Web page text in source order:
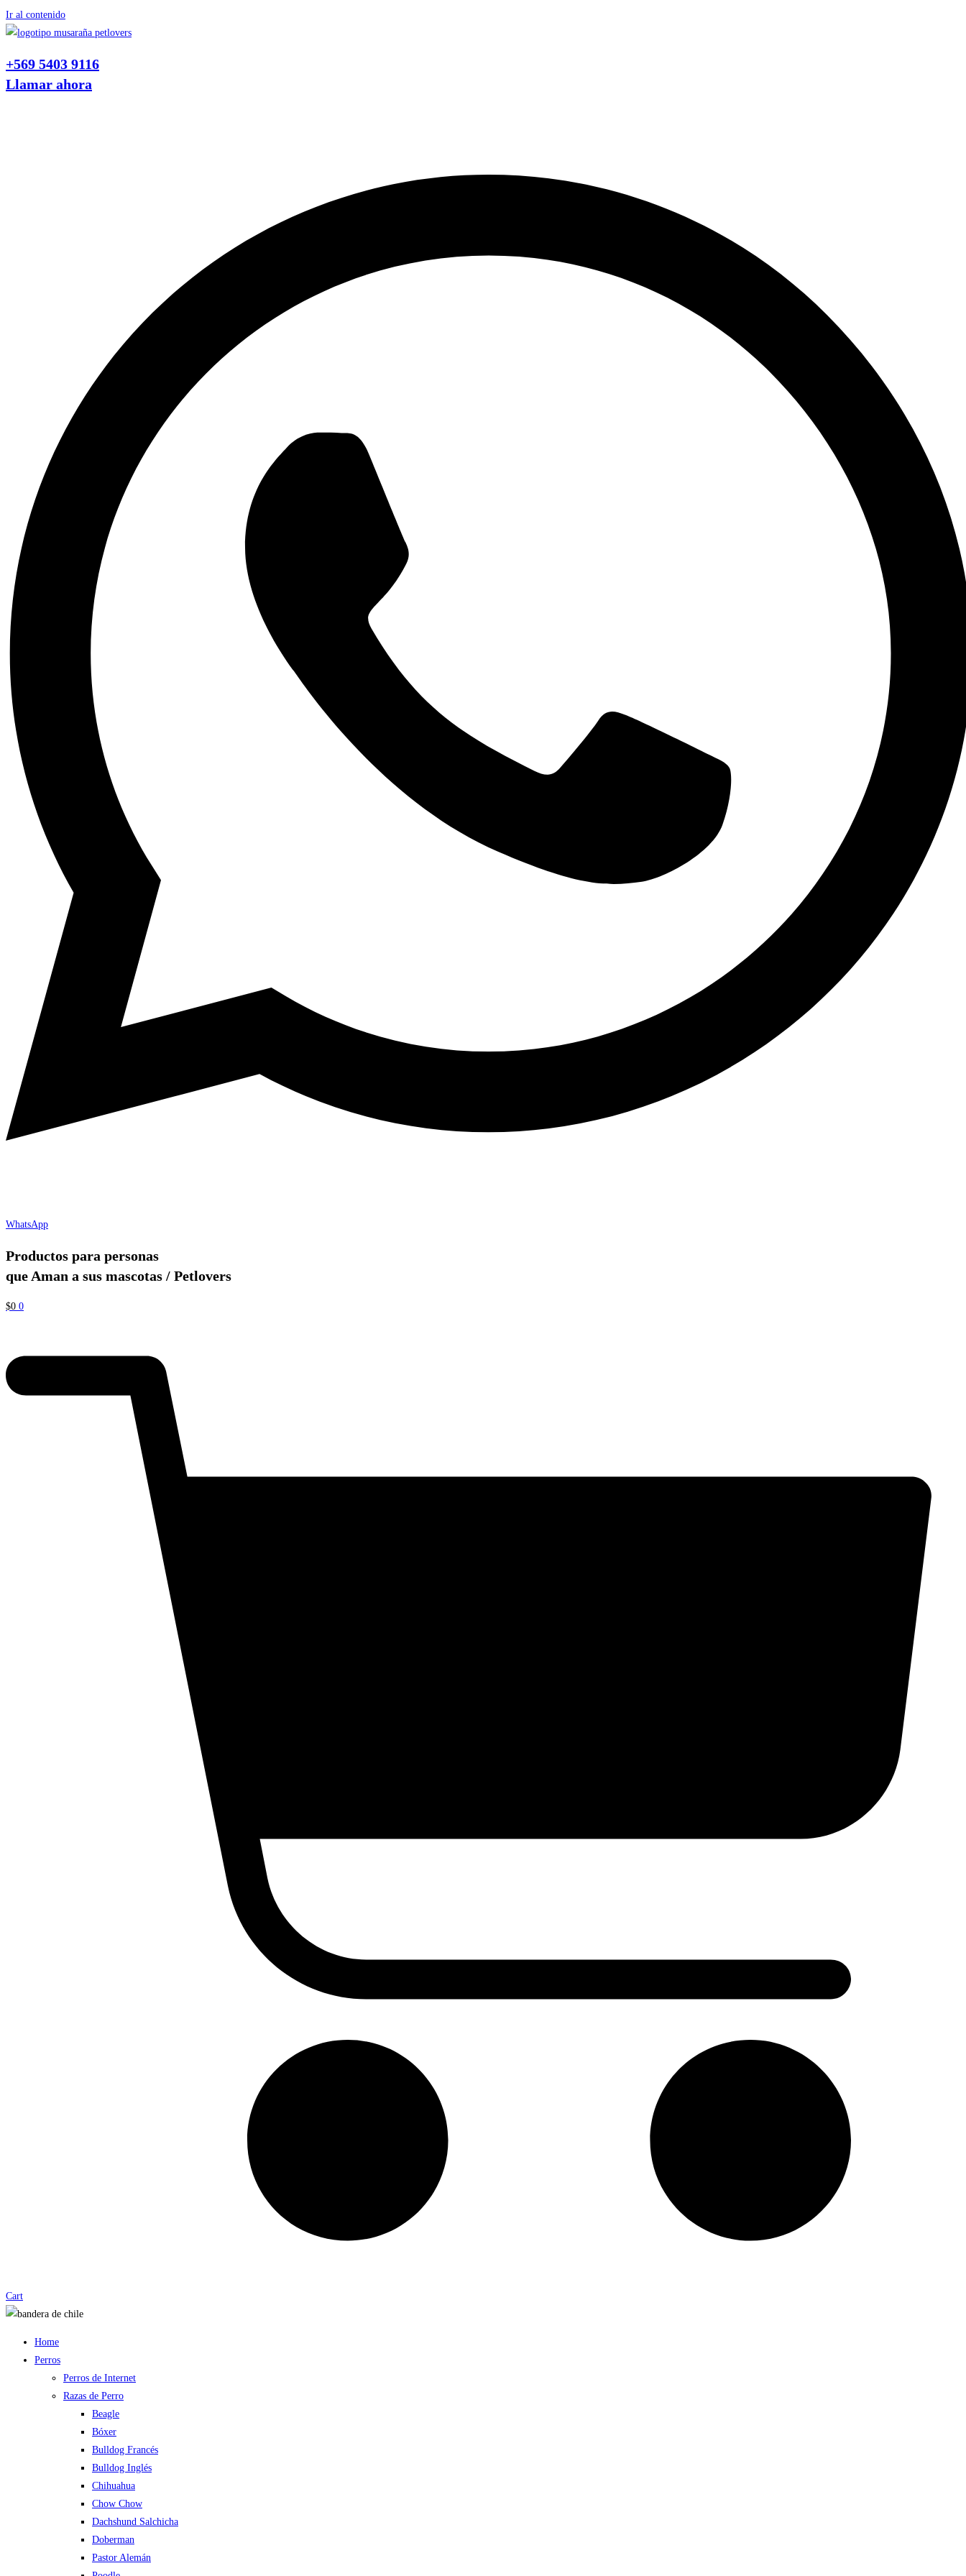
Ir al contenido
+569 5403 9116
Llamar ahora
WhatsApp
Productos para personas
que Aman a sus mascotas / Petlovers
$0 0
Cart
Home
Perros
Perros de Internet
Razas de Perro
Beagle
Bóxer
Bulldog Francés
Bulldog Inglés
Chihuahua
Chow Chow
Dachshund Salchicha
Doberman
Pastor Alemán